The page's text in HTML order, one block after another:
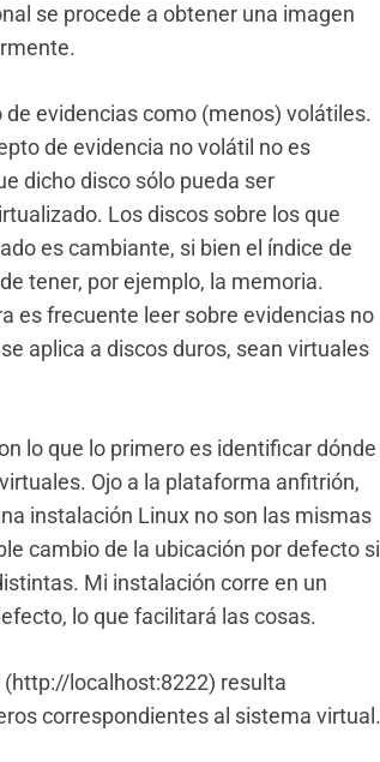
se procede a obtener una imagen
evidencias como (menos) volátiles.
de evidencia no volátil no es
dicho disco sólo pueda ser
Los discos sobre los que
es cambiante, si bien el índice de
tener, por ejemplo, la memoria.
es frecuente leer sobre evidencias no
aplica a discos duros, sean virtuales
lo que lo primero es identificar dónde
Ojo a la plataforma anfitrión,
instalación Linux no son las mismas
cambio de la ubicación por defecto si
Mi instalación corre en un
lo que facilitará las cosas.
(http://localhost:8222) resulta
correspondientes al sistema virtual.